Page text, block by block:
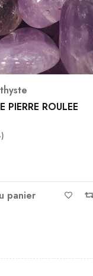
ROULEE